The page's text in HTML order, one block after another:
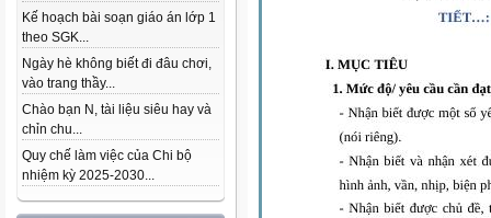
Kế hoạch bài soạn giáo án lớp 1
theo SGK...
Ngày hè không biết đi đâu chơi,
vào trang thầy...
Chào bạn N, tài liệu siêu hay và
chỉn chu...
Quy chế làm việc của Chi bộ
nhiệm kỳ 2025-2030...